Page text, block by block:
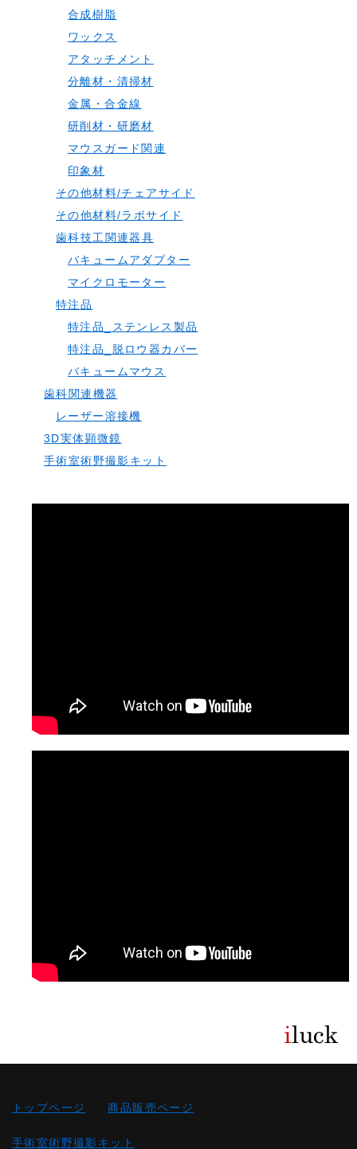
合成樹脂
ワックス
アタッチメント
分離材・清掃材
金属・合金線
研削材・研磨材
マウスガード関連
印象材
その他材料/チェアサイド
その他材料/ラボサイド
歯科技工関連器具
バキュームアダプター
マイクロモーター
特注品
特注品_ステンレス製品
特注品_脱ロウ器カバー
バキュームマウス
歯科関連機器
レーザー溶接機
3D実体顕微鏡
手術室術野撮影キット
トップページ 商品販売ページ
手術室術野撮影キット